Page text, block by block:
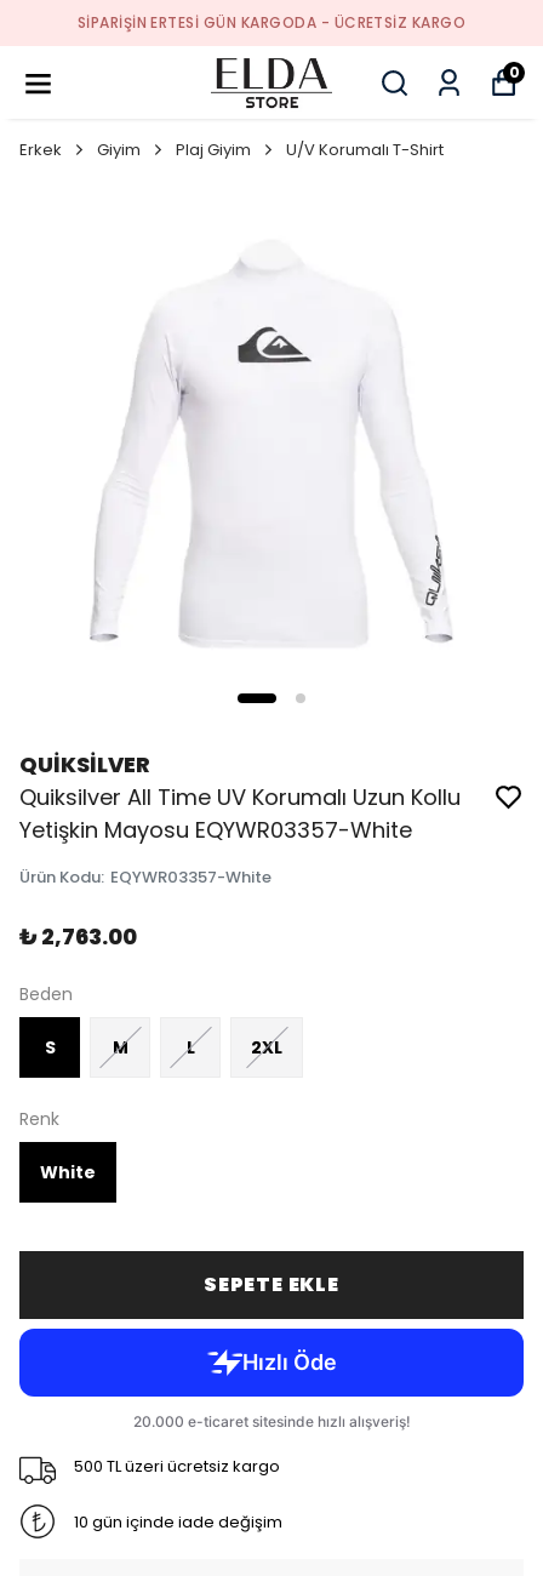
SIPARIŞIN ERTESI GÜN KARGODA - ÜCRETSIZ KARGO
0
Erkek Giyim Plaj Giyim U/V Korumalı T-Shirt
QUİKSİLVER
Quiksilver All Time UV Korumalı Uzun Kollu
Yetişkin Mayosu EQYWR03357-White
Ürün Kodu: EQYWR03357-White
₺ 2,763.00
Beden
S M L 2XL
Renk
White
SEPETE EKLE
500 TL üzeri ücretsiz kargo
10 gün içinde iade değişim